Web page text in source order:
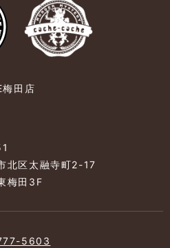
梅田店
北区太融寺町2-17
梅田3F
5603